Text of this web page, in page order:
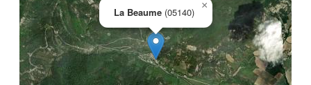
La Beaume (05140)
×